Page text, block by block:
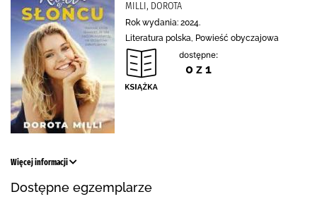
MILLI, DOROTA
Rok wydania: 2024.
Literatura polska, Powieść obyczajowa
dostępne:
0 z 1
Więcej informacji
Dostępne egzemplarze